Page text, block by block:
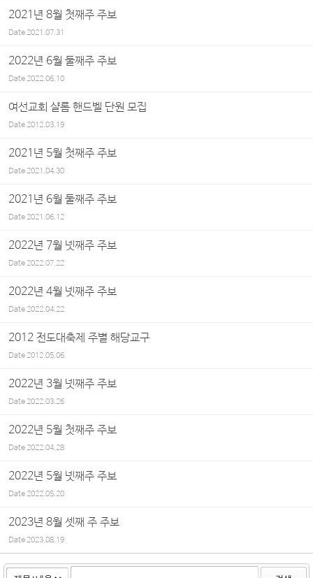
2021년 8월 첫째주 주보
Date2021.07.31
2022년 6월 둘째주 주보
Date2022.06.10
여선교회 샬롬 핸드벨 단원 모집
Date2012.03.19
2021년 5월 첫째주 주보
Date2021.04.30
2021년 6월 둘째주 주보
Date2021.06.12
2022년 7월 넷째주 주보
Date2022.07.22
2022년 4월 넷째주 주보
Date2022.04.22
2012 전도대축제 주별 해당교구
Date2012.05.06
2022년 3월 넷째주 주보
Date2022.03.26
2022년 5월 첫째주 주보
Date2022.04.28
2022년 5월 넷째주 주보
Date2022.05.20
2023년 8월 셋째 주 주보
Date2023.08.19